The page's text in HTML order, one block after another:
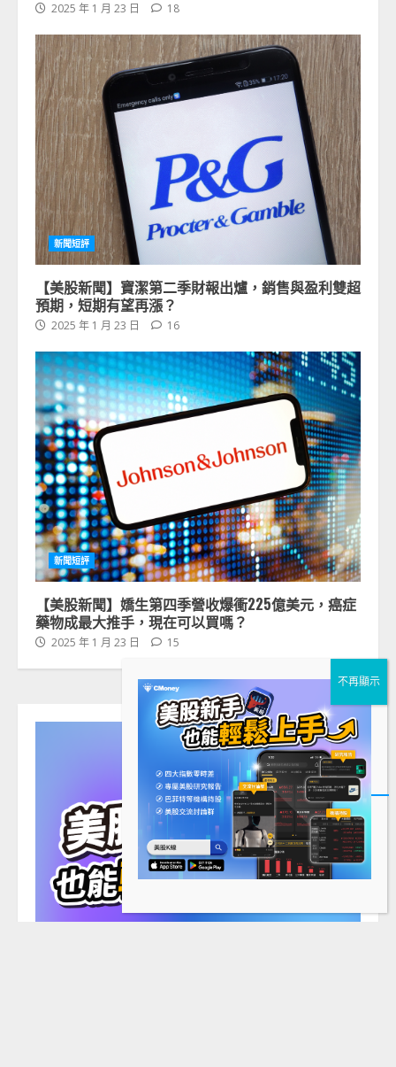
2025 年 1 月 23 日 18
新聞短評
【美股新聞】寶潔第二季財報出爐，銷售與盈利雙超
預期，短期有望再漲？
2025 年 1 月 23 日 16
新聞短評
【美股新聞】嬌生第四季營收爆衝225億美元，癌症
藥物成最大推手，現在可以買嗎？
2025 年 1 月 23 日 15